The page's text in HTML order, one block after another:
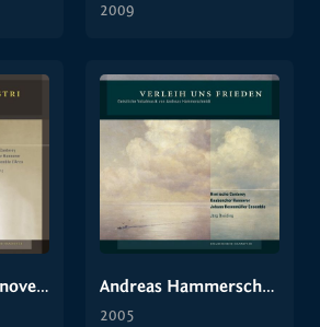
2009
Knabenchor Hannover: Membra Jesu Nostri Andreas Hammerschmidt: Verleih uns Frieden
2005